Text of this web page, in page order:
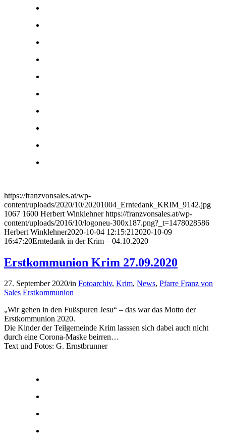
https://franzvonsales.at/wp-
content/uploads/2020/10/20201004_Erntedank_KRIM_9142.jpg
1067 1600 Herbert Winklehner https://franzvonsales.at/wp-
content/uploads/2016/10/logoneu-300x187.png?_t=1478028586
Herbert Winklehner2020-10-04 12:15:21 2020-10-09
16:47:20Erntedank in der Krim – 04.10.2020
Erstkommunion Krim 27.09.2020
27. September 2020/in Fotoarchiv, Krim, News, Pfarre Franz von
Sales Erstkommunion
„Wir gehen in den Fußspuren Jesu“ – das war das Motto der
Erstkommunion 2020.
Die Kinder der Teilgemeinde Krim lasssen sich dabei auch nicht
durch eine Corona-Maske beirren…
Text und Fotos: G. Ernstbrunner